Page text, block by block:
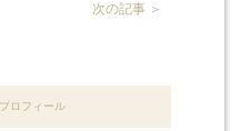
次の記事 ＞
ロフィール